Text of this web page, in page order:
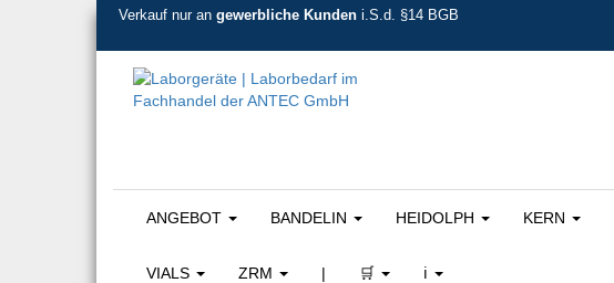
Verkauf nur an gewerbliche Kunden i.S.d. §14 BGB
ANGEBOT BANDELIN HEIDOLPH KERN
VIALS ZRM | 🛒 ℹ️